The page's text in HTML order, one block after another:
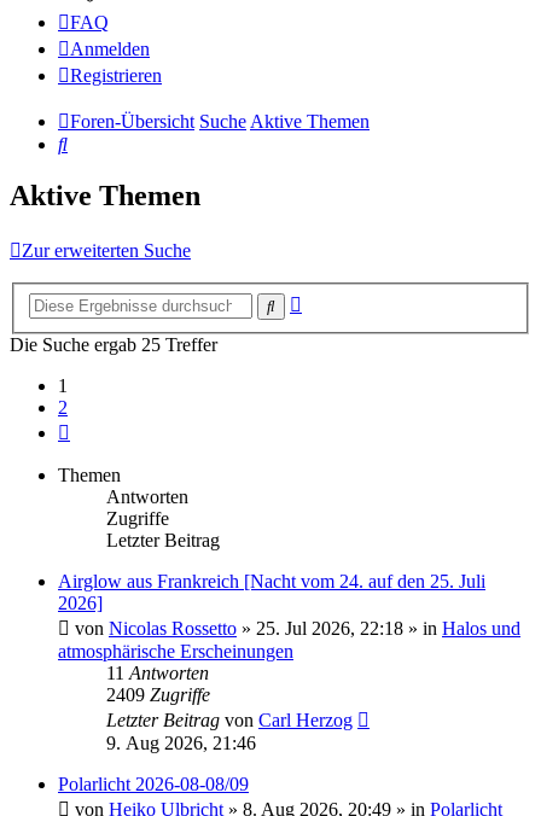
FAQ
Anmelden
Registrieren
Foren-Übersicht Suche Aktive Themen
Suche
Aktive Themen
Zur erweiterten Suche
Suche
Die Suche ergab 25 Treffer
1
2
Themen
Antworten
Zugriffe
Letzter Beitrag
Airglow aus Frankreich [Nacht vom 24. auf den 25. Juli
2026]
von Nicolas Rossetto » 25. Jul 2026, 22:18 » in Halos und
atmosphärische Erscheinungen
11 Antworten
2409 Zugriffe
Letzter Beitrag von Carl Herzog
9. Aug 2026, 21:46
Polarlicht 2026-08-08/09
von Heiko Ulbricht » 8. Aug 2026, 20:49 » in Polarlicht